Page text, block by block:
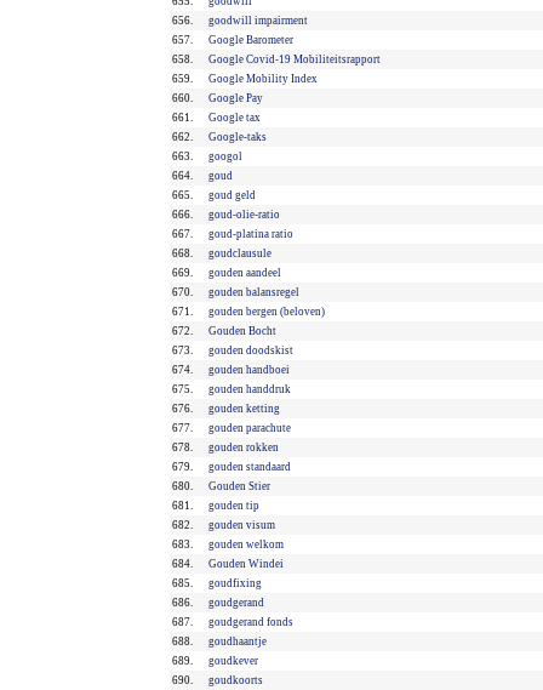
656.
goodwill impairment
657.
Google Barometer
658.
Google Covid-19 Mobiliteitsrapport
659.
Google Mobility Index
660.
Google Pay
661.
Google tax
662.
Google-taks
663.
googol
664.
goud
665.
goud geld
666.
goud-olie-ratio
667.
goud-platina ratio
668.
goudclausule
669.
gouden aandeel
670.
gouden balansregel
671.
gouden bergen (beloven)
672.
Gouden Bocht
673.
gouden doodskist
674.
gouden handboei
675.
gouden handdruk
676.
gouden ketting
677.
gouden parachute
678.
gouden rokken
679.
gouden standaard
680.
Gouden Stier
681.
gouden tip
682.
gouden visum
683.
gouden welkom
684.
Gouden Windei
685.
goudfixing
686.
goudgerand
687.
goudgerand fonds
688.
goudhaantje
689.
goudkever
690.
goudkoorts